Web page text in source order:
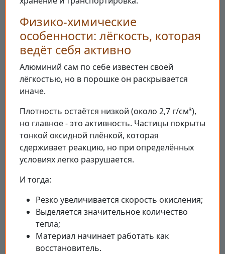
Физико-химические
особенности: лёгкость, которая
ведёт себя активно
Алюминий сам по себе известен своей
лёгкостью, но в порошке он раскрывается
иначе.
Плотность остаётся низкой (около 2,7 г/см³),
но главное - это активность. Частицы покрыты
тонкой оксидной плёнкой, которая
сдерживает реакцию, но при определённых
условиях легко разрушается.
И тогда:
Резко увеличивается скорость окисления;
Выделяется значительное количество
тепла;
Материал начинает работать как
восстановитель.